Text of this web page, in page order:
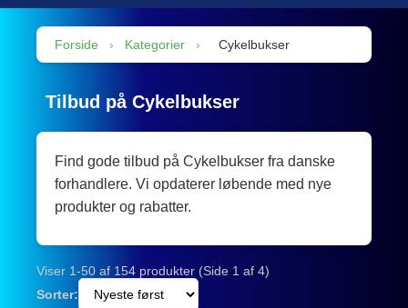
Forside › Kategorier › Cykelbukser
Tilbud på Cykelbukser
Find gode tilbud på Cykelbukser fra danske
forhandlere. Vi opdaterer løbende med nye
produkter og rabatter.
Viser 1-50 af 154 produkter (Side 1 af 4)
Sorter: